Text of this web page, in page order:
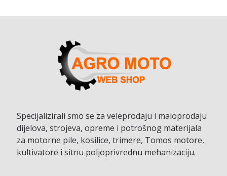
Specijalizirali smo se za veleprodaju i maloprodaju
dijelova, strojeva, opreme i potrošnog materijala
za motorne pile, kosilice, trimere, Tomos motore,
kultivatore i sitnu poljoprivrednu mehanizaciju.